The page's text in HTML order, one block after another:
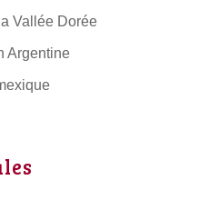
Vallée Dorée
Argentine